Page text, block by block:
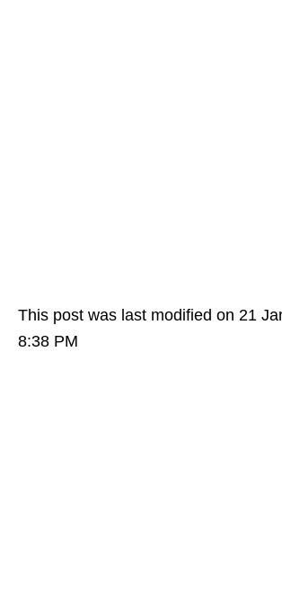
This post was last modified on 21
8:38 PM